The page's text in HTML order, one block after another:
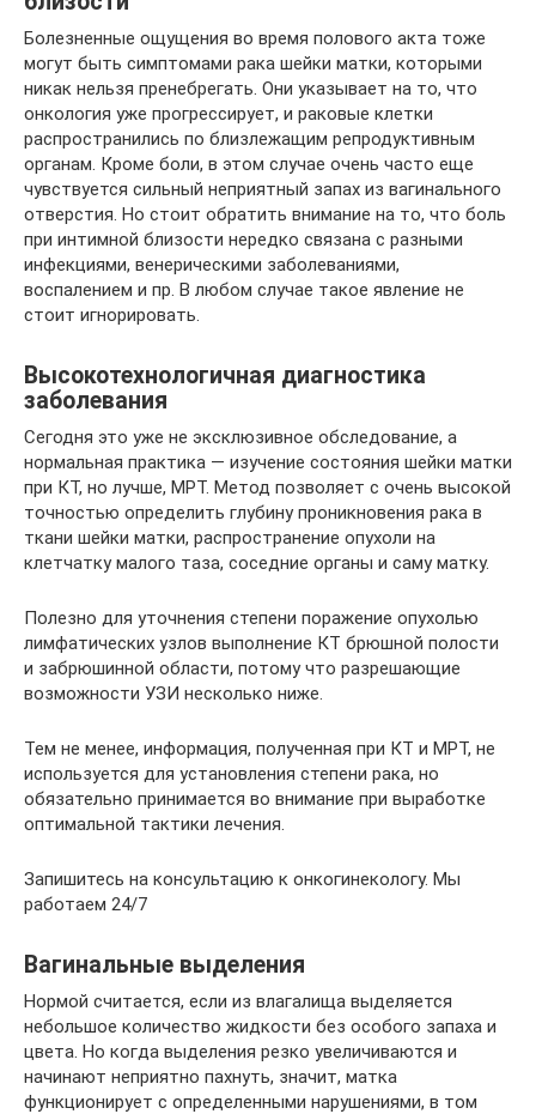
Болезненные ощущения во время полового акта тоже
могут быть симптомами рака шейки матки, которыми
никак нельзя пренебрегать. Они указывает на то, что
онкология уже прогрессирует, и раковые клетки
распространились по близлежащим репродуктивным
органам. Кроме боли, в этом случае очень часто еще
чувствуется сильный неприятный запах из вагинального
отверстия. Но стоит обратить внимание на то, что боль
при интимной близости нередко связана с разными
инфекциями, венерическими заболеваниями,
воспалением и пр. В любом случае такое явление не
стоит игнорировать.
Высокотехнологичная диагностика
заболевания
Сегодня это уже не эксклюзивное обследование, а
нормальная практика — изучение состояния шейки матки
при КТ, но лучше, МРТ. Метод позволяет с очень высокой
точностью определить глубину проникновения рака в
ткани шейки матки, распространение опухоли на
клетчатку малого таза, соседние органы и саму матку.
Полезно для уточнения степени поражение опухолью
лимфатических узлов выполнение КТ брюшной полости
и забрюшинной области, потому что разрешающие
возможности УЗИ несколько ниже.
Тем не менее, информация, полученная при КТ и МРТ, не
используется для установления степени рака, но
обязательно принимается во внимание при выработке
оптимальной тактики лечения.
Запишитесь на консультацию к онкогинекологу. Мы
работаем 24/7
Вагинальные выделения
Нормой считается, если из влагалища выделяется
небольшое количество жидкости без особого запаха и
цвета. Но когда выделения резко увеличиваются и
начинают неприятно пахнуть, значит, матка
функционирует с определенными нарушениями, в том